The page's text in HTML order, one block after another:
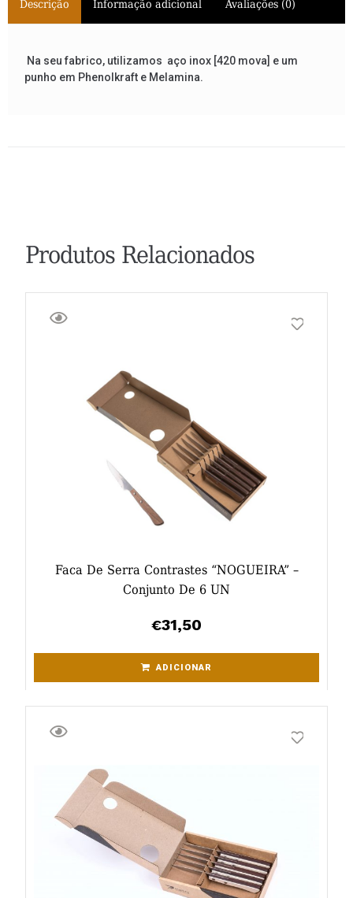
Descrição Informação adicional Avaliações (0)
Na seu fabrico, utilizamos aço inox [420 mova] e um
punho em Phenolkraft e Melamina.
Produtos Relacionados
Faca De Serra Contrastes “NOGUEIRA” –
Conjunto De 6 UN
€31,50
ADICIONAR